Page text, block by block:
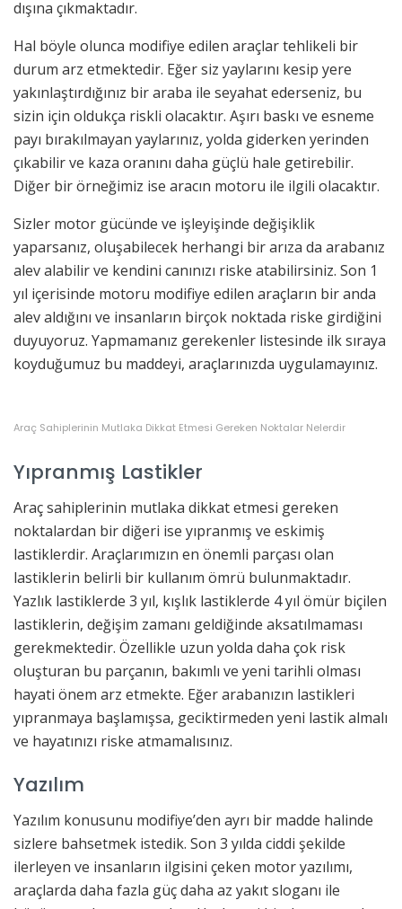
dışına çıkmaktadır.
Hal böyle olunca modifiye edilen araçlar tehlikeli bir
durum arz etmektedir. Eğer siz yaylarını kesip yere
yakınlaştırdığınız bir araba ile seyahat ederseniz, bu
sizin için oldukça riskli olacaktır. Aşırı baskı ve esneme
payı bırakılmayan yaylarınız, yolda giderken yerinden
çıkabilir ve kaza oranını daha güçlü hale getirebilir.
Diğer bir örneğimiz ise aracın motoru ile ilgili olacaktır.
Sizler motor gücünde ve işleyişinde değişiklik
yaparsanız, oluşabilecek herhangi bir arıza da arabanız
alev alabilir ve kendini canınızı riske atabilirsiniz. Son 1
yıl içerisinde motoru modifiye edilen araçların bir anda
alev aldığını ve insanların birçok noktada riske girdiğini
duyuyoruz. Yapmamanız gerekenler listesinde ilk sıraya
koyduğumuz bu maddeyi, araçlarınızda uygulamayınız.
Araç Sahiplerinin Mutlaka Dikkat Etmesi Gereken Noktalar Nelerdir
Yıpranmış Lastikler
Araç sahiplerinin mutlaka dikkat etmesi gereken
noktalardan bir diğeri ise yıpranmış ve eskimiş
lastiklerdir. Araçlarımızın en önemli parçası olan
lastiklerin belirli bir kullanım ömrü bulunmaktadır.
Yazlık lastiklerde 3 yıl, kışlık lastiklerde 4 yıl ömür biçilen
lastiklerin, değişim zamanı geldiğinde aksatılmaması
gerekmektedir. Özellikle uzun yolda daha çok risk
oluşturan bu parçanın, bakımlı ve yeni tarihli olması
hayati önem arz etmekte. Eğer arabanızın lastikleri
yıpranmaya başlamışsa, geciktirmeden yeni lastik almalı
ve hayatınızı riske atmamalısınız.
Yazılım
Yazılım konusunu modifiye’den ayrı bir madde halinde
sizlere bahsetmek istedik. Son 3 yılda ciddi şekilde
ilerleyen ve insanların ilgisini çeken motor yazılımı,
araçlarda daha fazla güç daha az yakıt sloganı ile